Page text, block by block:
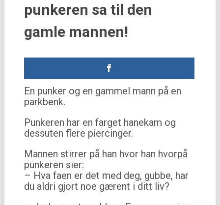
punkeren sa til den
gamle mannen!
En punker og en gammel mann på en
parkbenk.
Punkeren har en farget hanekam og
dessuten flere piercinger.
Mannen stirrer på han hvor han hvorpå
punkeren sier:
– Hva faen er det med deg, gubbe, har
du aldri gjort noe gærent i ditt liv?